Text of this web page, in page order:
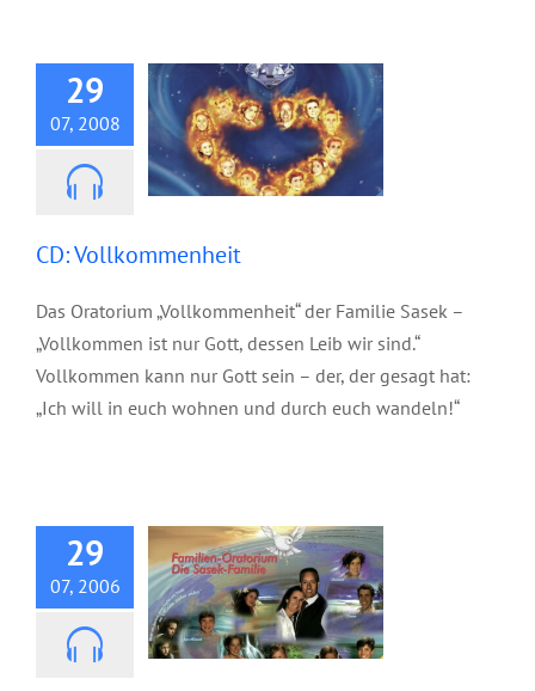
29
07, 2008
CD: Vollkommenheit
Das Oratorium „Vollkommenheit“ der Familie Sasek –
„Vollkommen ist nur Gott, dessen Leib wir sind.“
Vollkommen kann nur Gott sein – der, der gesagt hat:
„Ich will in euch wohnen und durch euch wandeln!“
29
07, 2006